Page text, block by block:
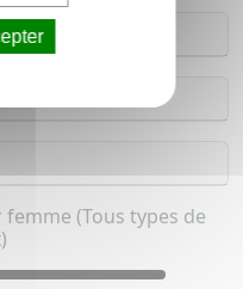
(Tous types de